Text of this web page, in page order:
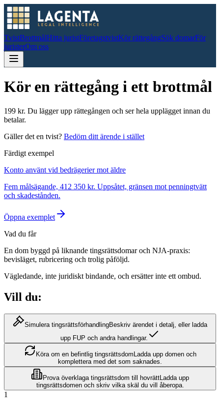
TvistBrottmålHitta juristFöretagstvistKör rättegångSök domarFör
juristerOm oss
Kör en rättegång i ett brottmål
199 kr. Du lägger upp rättegången och ser hela upplägget innan du
betalar.
Gäller det en tvist? Bedöm ditt ärende i stället
Färdigt exempel
Konto använt vid bedrägerier mot äldre
Fem målsägande, 412 350 kr. Uppsåtet, gränsen mot penningtvätt
och skadestånden.
Öppna exemplet
Vad du får
En dom byggd på liknande tingsrättsdomar och NJA-praxis:
bevisläget, rubricering och trolig påföljd.
Vägledande, inte juridiskt bindande, och ersätter inte ett ombud.
Vill du:
Simulera tingsrättsförhandlingBeskriv ärendet i detalj, eller ladda
upp FUP och andra handlingar.
Köra om en befintlig tingsrättsdomLadda upp domen och
komplettera med det som saknades.
Prova överklaga tingsrättsdom till hovrättLadda upp
tingsrättsdomen och skriv vilka skäl du vill åberopa.
1